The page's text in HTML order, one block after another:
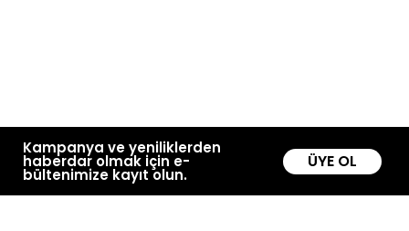
Kampanya ve yeniliklerden
haberdar olmak için e-
bültenimize kayıt olun.
ÜYE OL